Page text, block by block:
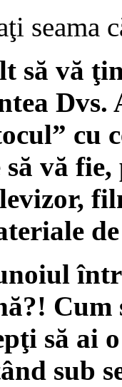
seama
să vă
Dvs.
cu
vă
să ai
sub